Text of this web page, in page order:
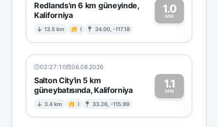
Redlands'ın 6 km güneyinde,
Kaliforniya
13.5 km I 34.00, -117.18
1.0
MW1
02:27:10 06.08.2026
Salton City'in 5 km
güneybatısında, Kaliforniya
3.4 km I 33.26, -115.99
1.1
MW1